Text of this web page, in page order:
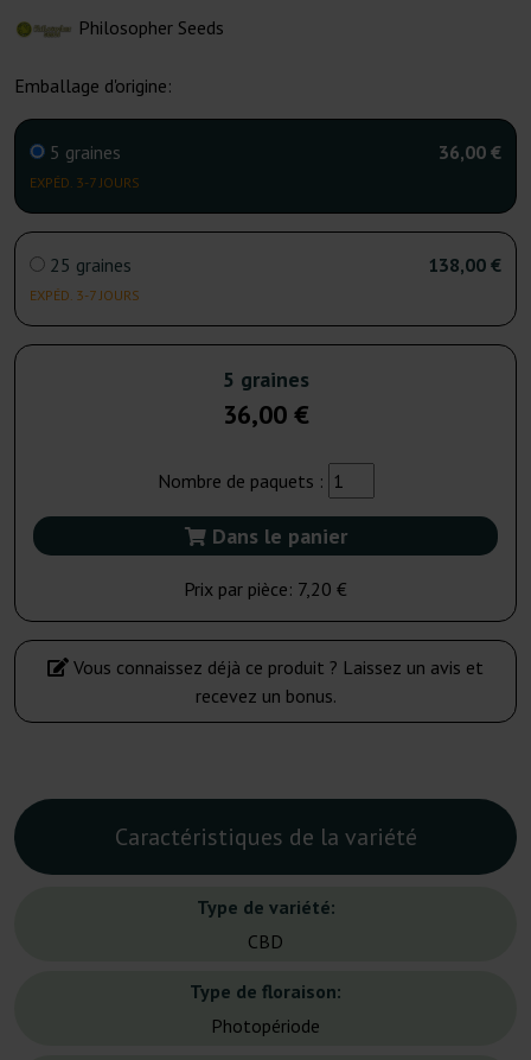
Philosopher Seeds
Emballage d'origine:
5 graines
EXPÉD. 3-7 JOURS
36,00 €
25 graines
EXPÉD. 3-7 JOURS
138,00 €
5 graines
36,00 €
Nombre de paquets :
Dans le panier
Prix par pièce: 7,20 €
Vous connaissez déjà ce produit ? Laissez un avis et
recevez un bonus.
Caractéristiques de la variété
Type de variété:
CBD
Type de floraison:
Photopériode